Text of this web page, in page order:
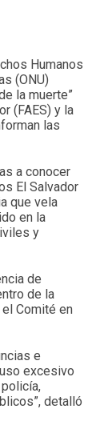
Humanos
(ONU)
la muerte”
(FAES) y la
las
a conocer
El Salvador
que vela
en la
y
de
de la
Comité en
e
excesivo
detalló